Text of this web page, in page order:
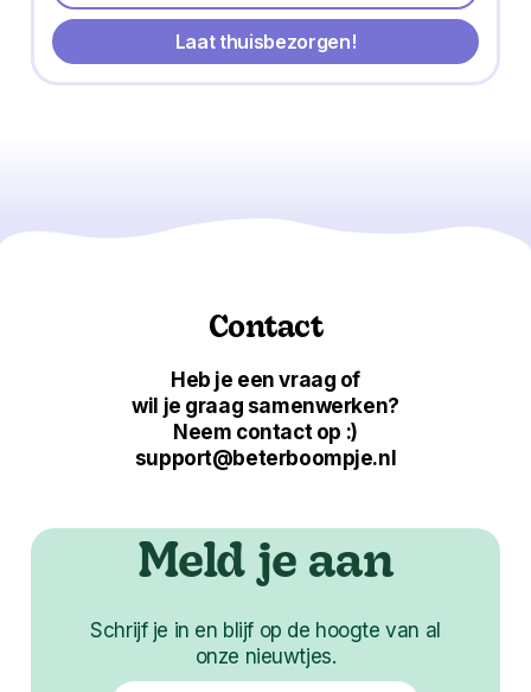
Laat thuisbezorgen!
Contact
Heb je een vraag of
wil je graag samenwerken?
Neem contact op :)
support@beterboompje.nl
Meld je aan
Schrijf je in en blijf op de hoogte van al
onze nieuwtjes.